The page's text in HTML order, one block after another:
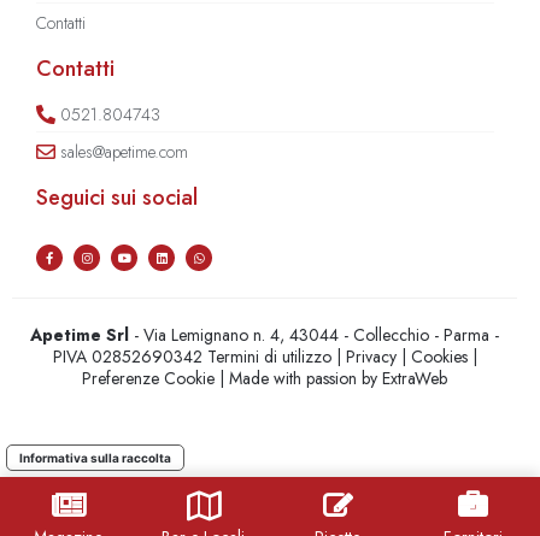
Contatti
Contatti
0521.804743
sales@apetime.com
Seguici sui social
Apetime Srl - Via Lemignano n. 4, 43044 - Collecchio - Parma -
PIVA 02852690342 Termini di utilizzo| Privacy| Cookies|
Preferenze Cookie | Made with passion byExtraWeb
Informativa sulla raccolta